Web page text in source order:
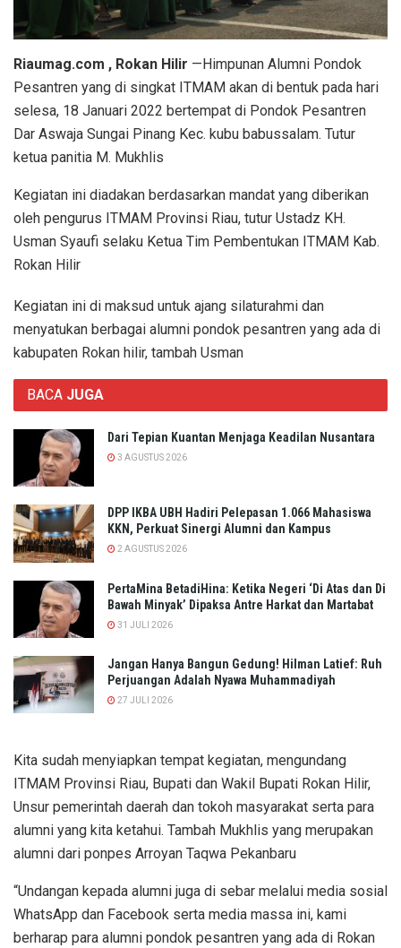
Riaumag.com , Rokan Hilir —Himpunan Alumni Pondok
Pesantren yang di singkat ITMAM akan di bentuk pada hari
selesa, 18 Januari 2022 bertempat di Pondok Pesantren
Dar Aswaja Sungai Pinang Kec. kubu babussalam. Tutur
ketua panitia M. Mukhlis
Kegiatan ini diadakan berdasarkan mandat yang diberikan
oleh pengurus ITMAM Provinsi Riau, tutur Ustadz KH.
Usman Syaufi selaku Ketua Tim Pembentukan ITMAM Kab.
Rokan Hilir
Kegiatan ini di maksud untuk ajang silaturahmi dan
menyatukan berbagai alumni pondok pesantren yang ada di
kabupaten Rokan hilir, tambah Usman
BACA JUGA
Dari Tepian Kuantan Menjaga Keadilan Nusantara
3 AGUSTUS 2026
DPP IKBA UBH Hadiri Pelepasan 1.066 Mahasiswa
KKN, Perkuat Sinergi Alumni dan Kampus
2 AGUSTUS 2026
PertaMina BetadiHina: Ketika Negeri ‘Di Atas dan Di
Bawah Minyak’ Dipaksa Antre Harkat dan Martabat​
31 JULI 2026
Jangan Hanya Bangun Gedung! Hilman Latief: Ruh
Perjuangan Adalah Nyawa Muhammadiyah
27 JULI 2026
Kita sudah menyiapkan tempat kegiatan, mengundang
ITMAM Provinsi Riau, Bupati dan Wakil Bupati Rokan Hilir,
Unsur pemerintah daerah dan tokoh masyarakat serta para
alumni yang kita ketahui. Tambah Mukhlis yang merupakan
alumni dari ponpes Arroyan Taqwa Pekanbaru
“Undangan kepada alumni juga di sebar melalui media sosial
WhatsApp dan Facebook serta media massa ini, kami
berharap para alumni pondok pesantren yang ada di Rokan